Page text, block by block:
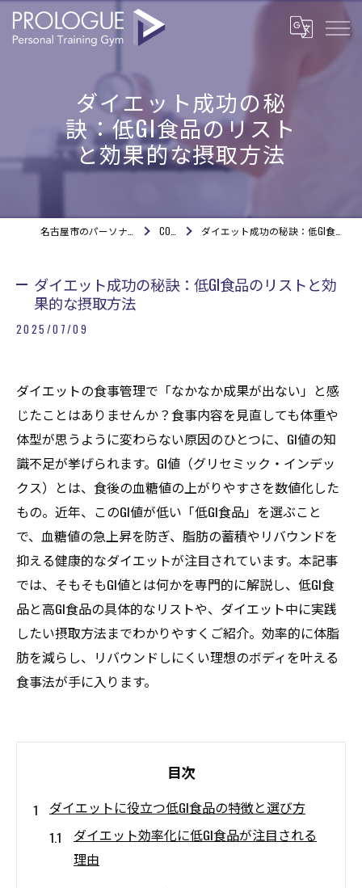
ダイエット成功の秘
訣：低GI食品のリスト
と効果的な摂取方法
COLUMN ダイエット成功の秘訣：低GI食品のリストと効果的な摂取方法
ダイエット成功の秘訣：低GI食品のリストと効
果的な摂取方法
2025/07/09
ダイエットの食事管理で「なかなか成果が出ない」と感
じたことはありませんか？食事内容を見直しても体重や
体型が思うように変わらない原因のひとつに、GI値の知
識不足が挙げられます。GI値（グリセミック・インデッ
クス）とは、食後の血糖値の上がりやすさを数値化した
もの。近年、このGI値が低い「低GI食品」を選ぶこと
で、血糖値の急上昇を防ぎ、脂肪の蓄積やリバウンドを
抑える健康的なダイエットが注目されています。本記事
では、そもそもGI値とは何かを専門的に解説し、低GI食
品と高GI食品の具体的なリストや、ダイエット中に実践
したい摂取方法までわかりやすくご紹介。効率的に体脂
肪を減らし、リバウンドしにくい理想のボディを叶える
食事法が手に入ります。
目次
ダイエットに役立つ低GI食品の特徴と選び方
ダイエット効率化に低GI食品が注目される
理由